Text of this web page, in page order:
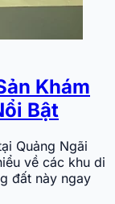
Khám
Bật
Quảng Ngãi
về các khu di
đất này ngay